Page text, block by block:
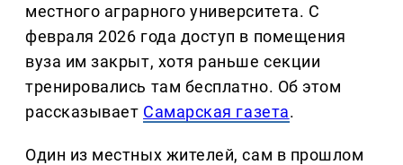
местного аграрного университета. С
февраля 2026 года доступ в помещения
вуза им закрыт, хотя раньше секции
тренировались там бесплатно. Об этом
рассказывает Самарская газета.
Один из местных жителей, сам в прошлом